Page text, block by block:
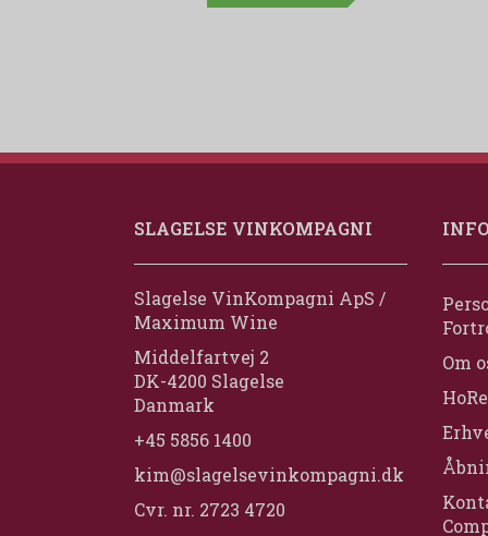
SLAGELSE VINKOMPAGNI
Slagelse VinKompagni ApS /
Maximum Wine
Middelfartvej 2
DK-4200 Slagelse
Danmark
+45 5856 1400
kim@slagelsevinkompagni.dk
Cvr. nr. 2723 4720
Om